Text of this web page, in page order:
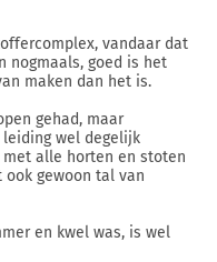
vandaar dat
nogmaals, goed is het
maken dan het is.
gehad, maar
wel degelijk
alle horten en stoten
gewoon tal van
en kwel was, is wel